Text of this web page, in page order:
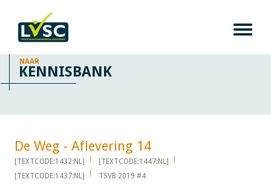
NAAR
KENNISBANK
De Weg - Aflevering 14​​​​​​
[TEXTCODE:1432:NL]
[TEXTCODE:1447:NL]
[TEXTCODE:1437:NL]
TSVB 2019 #4